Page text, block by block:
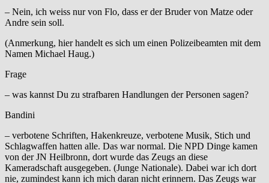
– Nein, ich weiss nur von Flo, dass er der Bruder von Matze oder
Andre sein soll.
(Anmerkung, hier handelt es sich um einen Polizeibeamten mit dem
Namen Michael Haug.)
Frage
– was kannst Du zu strafbaren Handlungen der Personen sagen?
Bandini
– verbotene Schriften, Hakenkreuze, verbotene Musik, Stich und
Schlagwaffen hatten alle. Das war normal. Die NPD Dinge kamen
von der JN Heilbronn, dort wurde das Zeugs an diese
Kameradschaft ausgegeben. (Junge Nationale). Dabei war ich dort
nie, zumindest kann ich mich daran nicht erinnern. Das Zeugs war